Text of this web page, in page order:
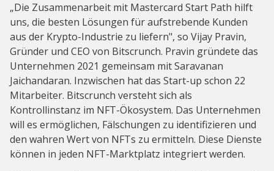
„Die Zusammenarbeit mit Mastercard Start Path hilft
uns, die besten Lösungen für aufstrebende Kunden
aus der Krypto-Industrie zu liefern", so Vijay Pravin,
Gründer und CEO von Bitscrunch. Pravin gründete das
Unternehmen 2021 gemeinsam mit Saravanan
Jaichandaran. Inzwischen hat das Start-up schon 22
Mitarbeiter. Bitscrunch versteht sich als
Kontrollinstanz im NFT-Ökosystem. Das Unternehmen
will es ermöglichen, Fälschungen zu identifizieren und
den wahren Wert von NFTs zu ermitteln. Diese Dienste
können in jeden NFT-Marktplatz integriert werden.